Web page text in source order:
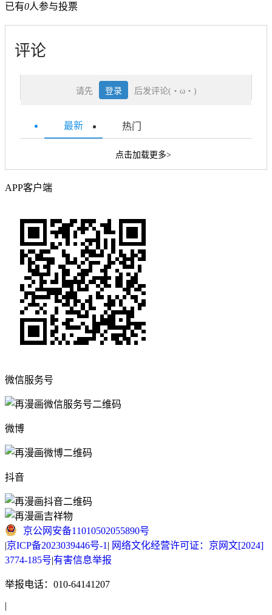
已有0人参与投票
评论
请先 登录 后发评论(・ω・)
最新 热门
点击加载更多>
APP客户端
微信服务号
微博
抖音
京公网安备11010502055890号
|京ICP备2023039446号-1 | 网络文化经营许可证：京网文[2024]
3774-185号|有害信息举报
举报电话：010-64141207
|